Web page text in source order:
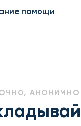
помощи
АНОНИМНО